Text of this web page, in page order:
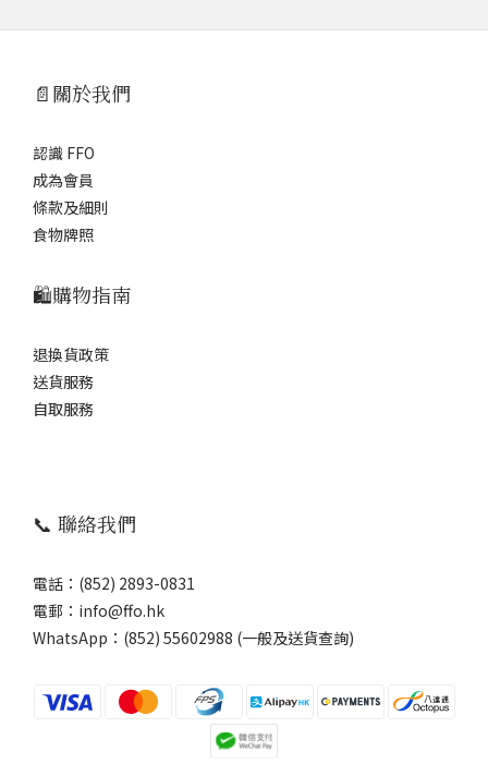
📄關於我們
認識 FFO
成為會員
條款及細則
食物牌照
🛍️購物指南
退換貨政策
送貨服務
自取服務
📞 聯絡我們
電話：(852) 2893-0831
電郵：info@ffo.hk
WhatsApp： (852) 55602988 (一般及送貨查詢)